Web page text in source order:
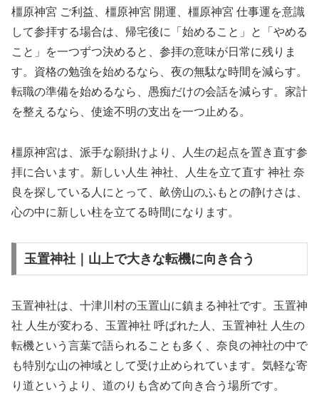
橿原神宮 ご利益、橿原神宮 開運、橿原神宮 仕事運を意識
して参拝する場合は、帰宅後に「始めること」と「やめる
こと」を一つずつ決めると、参拝の意味が日常に残りま
す。資格の勉強を始めるなら、夜の無駄な時間を減らす。
転職の準備を始めるなら、愚痴だけの会話を減らす。家計
を整えるなら、使途不明の支出を一つ止める。
橿原神宮は、派手な願掛けより、人生の起点を置き直す参
拝に合います。新しい人生 神社、人生を立て直す 神社 奈
良を探している人にとって、畝傍山のふもとの静けさは、
心の中に新しい柱を立てる時間になります。
玉置神社｜山上で大きな転機に向き合う
玉置神社は、十津川村の玉置山に鎮まる神社です。玉置神
社 人生が変わる、玉置神社 呼ばれた人、玉置神社 人生の
転機という言葉で語られることも多く、奈良の神社の中で
も特別な山の神域として受け止められています。気軽な寄
り道というより、道のりも含めて向き合う場所です。